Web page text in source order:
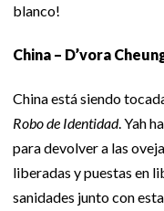
blanco!
China – D’vora
China está siendo
Robo de Identidad. Yah
para devolver a las
liberadas y puestas en
sanidades junto con